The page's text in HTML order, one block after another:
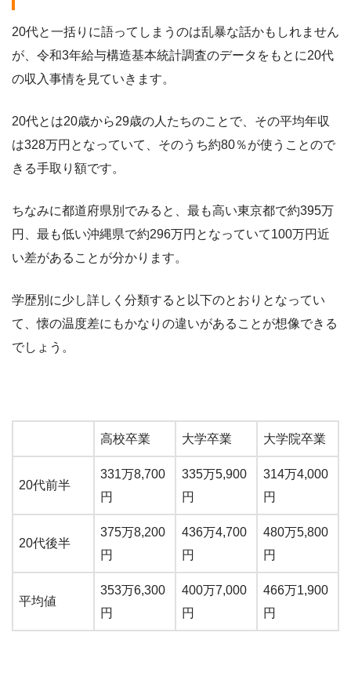
20代と一括りに語ってしまうのは乱暴な話かもしれません
が、令和3年給与構造基本統計調査のデータをもとに20代
の収入事情を見ていきます。
20代とは20歳から29歳の人たちのことで、その平均年収
は328万円となっていて、そのうち約80％が使うことので
きる手取り額です。
ちなみに都道府県別でみると、最も高い東京都で約395万
円、最も低い沖縄県で約296万円となっていて100万円近
い差があることが分かります。
学歴別に少し詳しく分類すると以下のとおりとなってい
て、懐の温度差にもかなりの違いがあることが想像できる
でしょう。
高校卒業 大学卒業 大学院卒業
20代前半
331万8,700
円
335万5,900
円
314万4,000
円
20代後半
375万8,200
円
436万4,700
円
480万5,800
円
平均値
353万6,300
円
400万7,000
円
466万1,900
円